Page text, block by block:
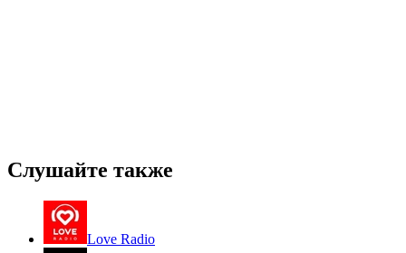
Слушайте также
Love Radio